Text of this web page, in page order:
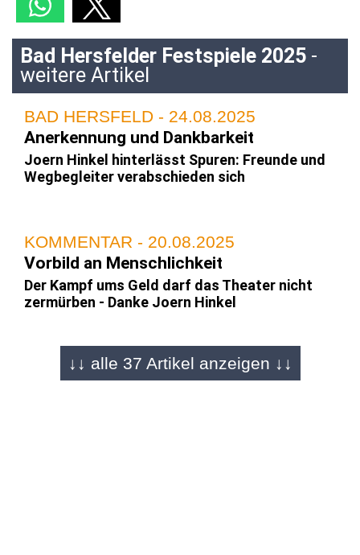
Bad Hersfelder Festspiele 2025 -
weitere Artikel
BAD HERSFELD - 24.08.2025
Anerkennung und Dankbarkeit
Joern Hinkel hinterlässt Spuren: Freunde und
Wegbegleiter verabschieden sich
KOMMENTAR - 20.08.2025
Vorbild an Menschlichkeit
Der Kampf ums Geld darf das Theater nicht
zermürben - Danke Joern Hinkel
BAD HERSFELD - 20.08.2025
↓↓ alle 37 Artikel anzeigen ↓↓